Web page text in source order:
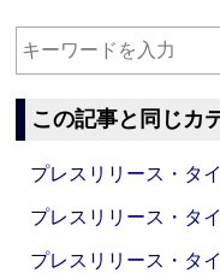
この記事と同じカ
プレスリリース・タ
プレスリリース・タ
プレスリリース・タ